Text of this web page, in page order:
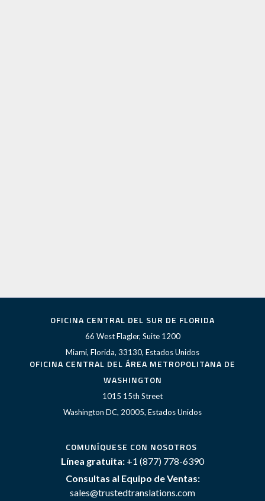
OFICINA CENTRAL DEL SUR DE FLORIDA
66 West Flagler, Suite 1200
Miami, Florida, 33130, Estados Unidos
OFICINA CENTRAL DEL ÁREA METROPOLITANA DE
WASHINGTON
1015 15th Street
Washington DC, 20005, Estados Unidos
COMUNÍQUESE CON NOSOTROS
Línea gratuita: +1 (877) 778-6390
Consultas al Equipo de Ventas:
sales@trustedtranslations.com